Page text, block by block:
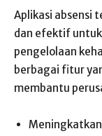
Aplikasi absensi
dan efektif
pengelolaan
berbagai fitur
membantu